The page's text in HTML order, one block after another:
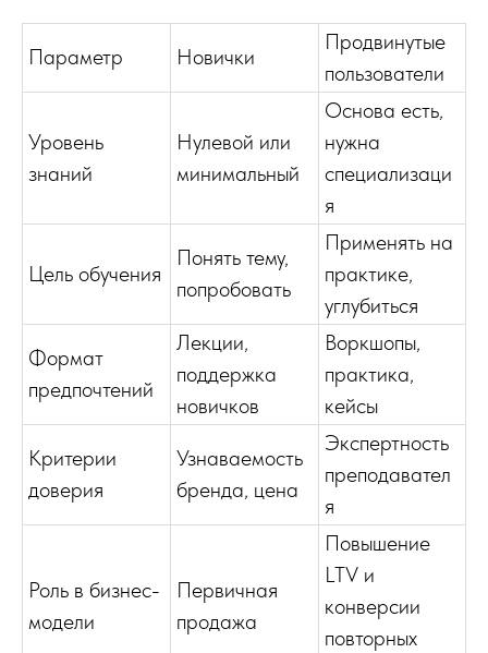
Параметр Новички
Продвинутые
пользователи
Уровень
знаний
Нулевой или
минимальный
Основа есть,
нужна
специализаци
я
Цель обучения
Понять тему,
попробовать
Применять на
практике,
углубиться
Формат
предпочтений
Лекции,
поддержка
новичков
Воркшопы,
практика,
кейсы
Критерии
доверия
Узнаваемость
бренда, цена
Экспертность
преподавател
я
Роль в бизнес-
модели
Первичная
продажа
Повышение
LTV и
конверсии
повторных